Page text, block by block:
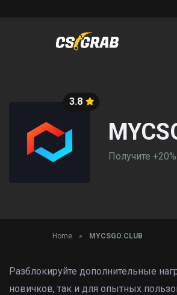
3.8
Получите
Home » MYCSGO.CLUB
Разблокируйте дополнительные
новичков, так и для опытных